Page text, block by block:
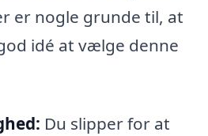
er nogle grunde til, at
idé at vælge denne
Du slipper for at